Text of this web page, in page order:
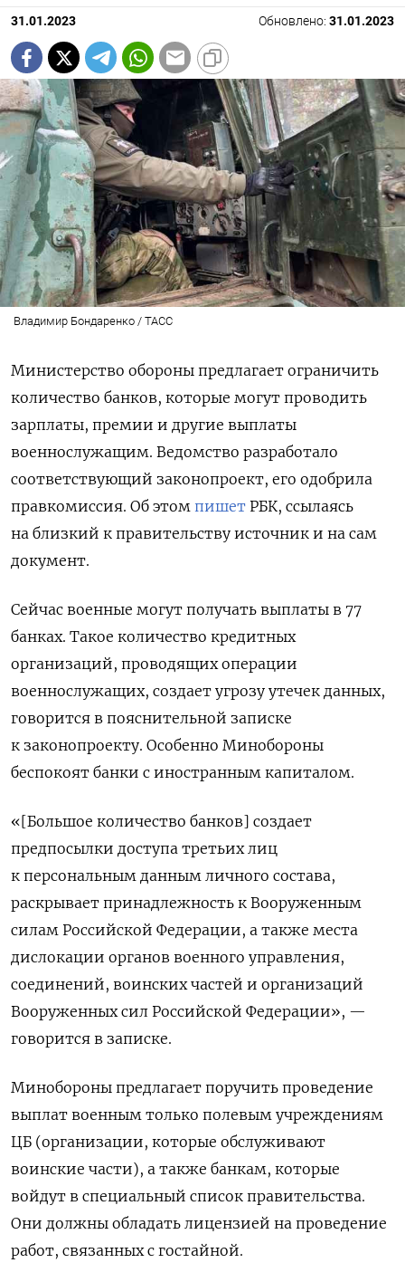
31.01.2023 Обновлено: 31.01.2023
Владимир Бондаренко / ТАСС
Министерство обороны предлагает ограничить
количество банков, которые могут проводить
зарплаты, премии и другие выплаты
военнослужащим. Ведомство разработало
соответствующий законопроект, его одобрила
правкомиссия. Об этом пишет РБК, ссылаясь
на близкий к правительству источник и на сам
документ.
Сейчас военные могут получать выплаты в 77
банках. Такое количество кредитных
организаций, проводящих операции
военнослужащих, создает угрозу утечек данных,
говорится в пояснительной записке
к законопроекту. Особенно Минобороны
беспокоят банки с иностранным капиталом.
«[Большое количество банков] создает
предпосылки доступа третьих лиц
к персональным данным личного состава,
раскрывает принадлежность к Вооруженным
силам Российской Федерации, а также места
дислокации органов военного управления,
соединений, воинских частей и организаций
Вооруженных сил Российской Федерации», —
говорится в записке.
Минобороны предлагает поручить проведение
выплат военным только полевым учреждениям
ЦБ (организации, которые обслуживают
воинские части), а также банкам, которые
войдут в специальный список правительства.
Они должны обладать лицензией на проведение
работ, связанных с гостайной.